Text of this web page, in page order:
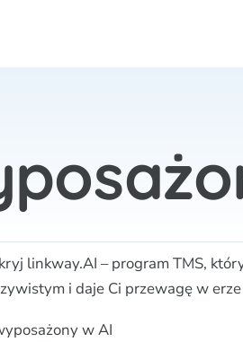
linkway.AI – program TMS,
i daje Ci przewagę w erze
w AI